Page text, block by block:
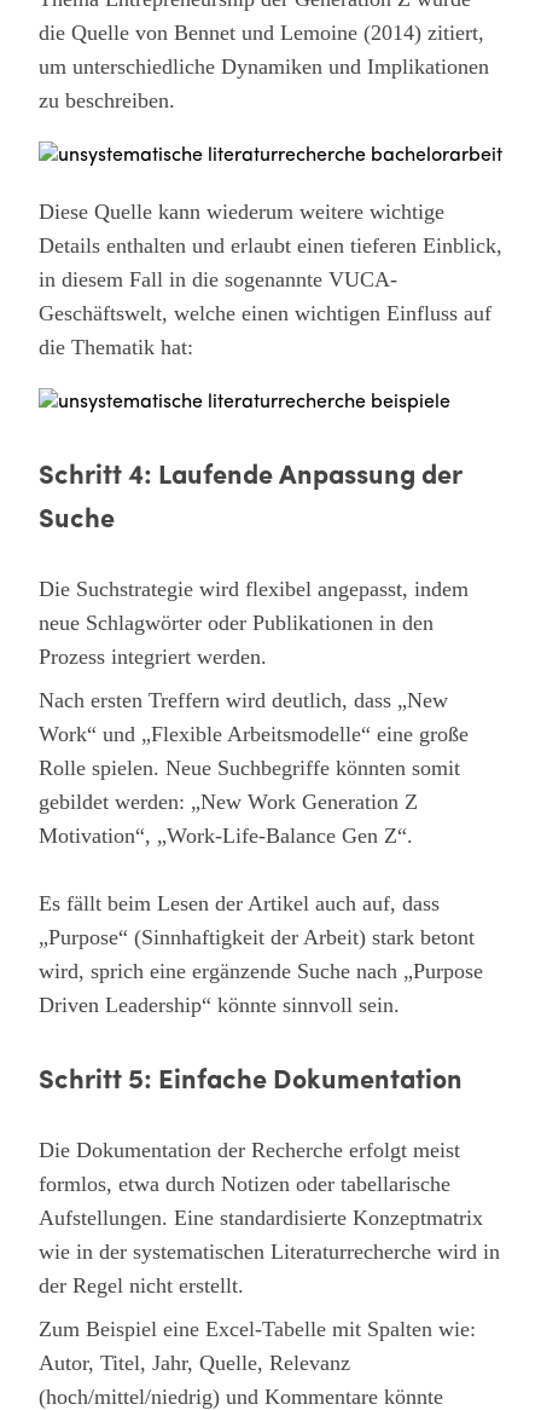
die Quelle von Bennet und Lemoine (2014) zitiert,
um unterschiedliche Dynamiken und Implikationen
zu beschreiben.
Diese Quelle kann wiederum weitere wichtige
Details enthalten und erlaubt einen tieferen Einblick,
in diesem Fall in die sogenannte VUCA-
Geschäftswelt, welche einen wichtigen Einfluss auf
die Thematik hat:
Schritt 4: Laufende Anpassung der
Suche
Die Suchstrategie wird flexibel angepasst, indem
neue Schlagwörter oder Publikationen in den
Prozess integriert werden.
Nach ersten Treffern wird deutlich, dass „New
Work“ und „Flexible Arbeitsmodelle“ eine große
Rolle spielen. Neue Suchbegriffe könnten somit
gebildet werden: „New Work Generation Z
Motivation“, „Work-Life-Balance Gen Z“.
Es fällt beim Lesen der Artikel auch auf, dass
„Purpose“ (Sinnhaftigkeit der Arbeit) stark betont
wird, sprich eine ergänzende Suche nach „Purpose
Driven Leadership“ könnte sinnvoll sein.
Schritt 5: Einfache Dokumentation
Die Dokumentation der Recherche erfolgt meist
formlos, etwa durch Notizen oder tabellarische
Aufstellungen. Eine standardisierte Konzeptmatrix
wie in der systematischen Literaturrecherche wird in
der Regel nicht erstellt.
Zum Beispiel eine Excel-Tabelle mit Spalten wie:
Autor, Titel, Jahr, Quelle, Relevanz
(hoch/mittel/niedrig) und Kommentare könnte